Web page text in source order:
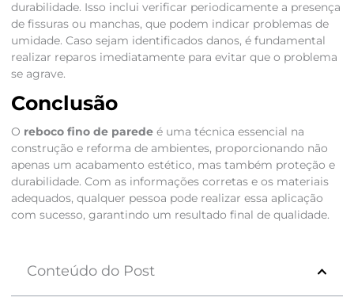
durabilidade. Isso inclui verificar periodicamente a presença
de fissuras ou manchas, que podem indicar problemas de
umidade. Caso sejam identificados danos, é fundamental
realizar reparos imediatamente para evitar que o problema
se agrave.
Conclusão
O reboco fino de paredeé uma técnica essencial na
construção e reforma de ambientes, proporcionando não
apenas um acabamento estético, mas também proteção e
durabilidade. Com as informações corretas e os materiais
adequados, qualquer pessoa pode realizar essa aplicação
com sucesso, garantindo um resultado final de qualidade.
Conteúdo do Post